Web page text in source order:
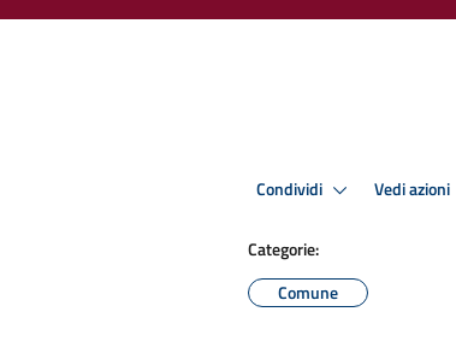
Condividi Vedi azioni
Categorie:
Comune